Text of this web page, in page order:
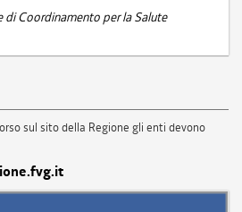
di Coordinamento per la Salute
sul sito della Regione gli enti devono